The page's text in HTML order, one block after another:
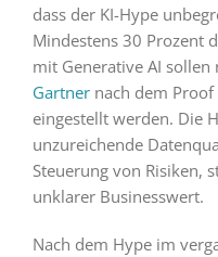
dass der KI-Hype
Mindestens 30 Prozent
mit Generative AI sollen
Gartnernach dem Proof
eingestellt werden. Die
unzureichende
Steuerung von Risiken,
unklarer Businesswert.
Nach dem Hype im